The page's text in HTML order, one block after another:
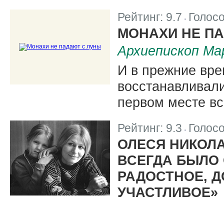
Рейтинг: 9.7
МОНАХИ НЕ
Архиепископ
И в прежние
первом месте
Рейтинг: 9.3
ОЛЕСЯ
ВСЕГДА БЫЛО
РАДОСТНОЕ,
УЧАСТЛИВОЕ»